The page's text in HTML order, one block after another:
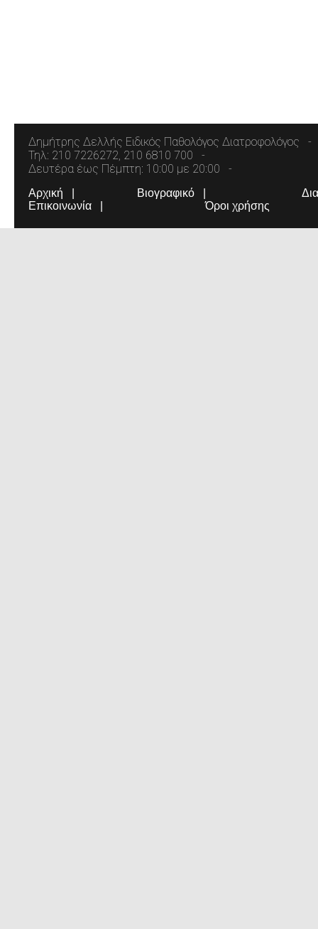
Δημήτρης Δελλής Ειδικός Παθολόγος Διατροφολόγος
Τηλ: 210 7226272, 210 6810 700
Δευτέρα έως Πέμπτη: 10:00 με 20:00
Αρχική Βιογραφικό
Επικοινωνία
Όροι χρήσης